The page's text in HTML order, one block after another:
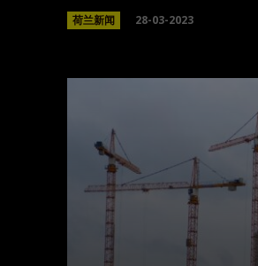
荷兰新闻 28-03-2023